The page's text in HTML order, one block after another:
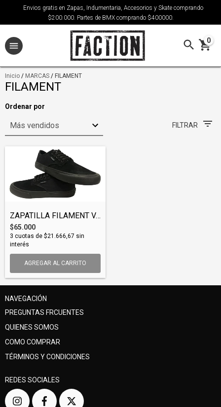
Envios gratis en Zapas, Indumentaria, Accesorios y Skate comprando
$200.000. Partes de BMX comprando $400000.
0
Inicio / MARCAS / FILAMENT
FILAMENT
Ordenar por
FILTRAR
ZAPATILLA FILAMENT VANCE (SHOFIL001)
$65.000
3 cuotas de $21.666,67 sin
interés
AGREGAR AL CARRITO
NAVEGACIÓN
PREGUNTAS FRCUENTES
QUIENES SOMOS
COMO COMPRAR
TÉRMINOS Y CONDICIONES
REDES SOCIALES